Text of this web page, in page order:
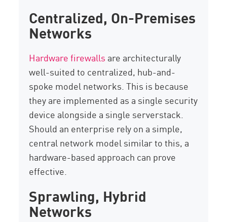
Centralized, On-Premises
Networks
Hardware firewalls are architecturally
well-suited to centralized, hub-and-
spoke model networks. This is because
they are implemented as a single security
device alongside a single serverstack.
Should an enterprise rely on a simple,
central network model similar to this, a
hardware-based approach can prove
effective.
Sprawling, Hybrid
Networks